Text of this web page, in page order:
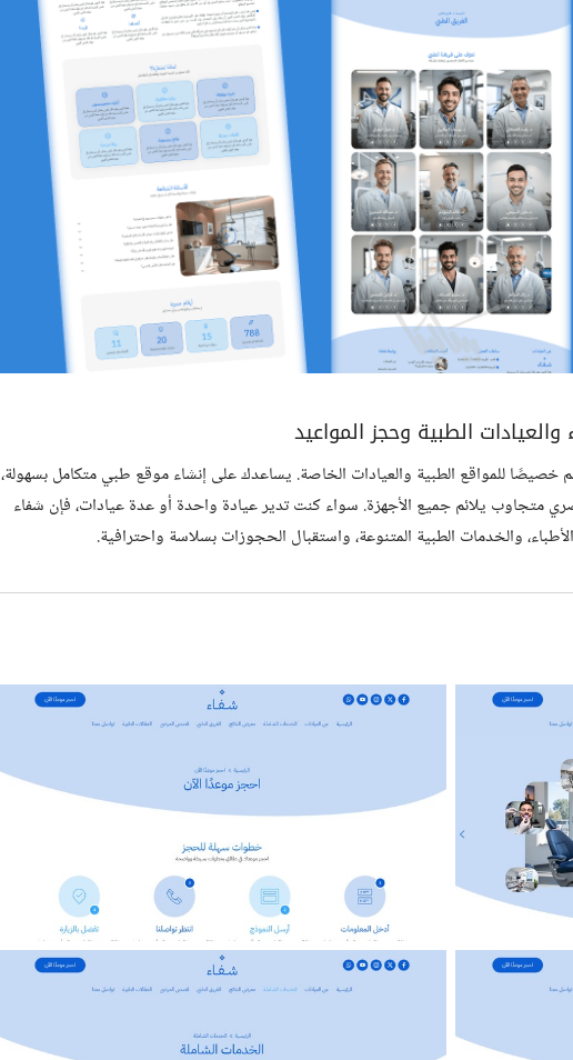
الطبية وحجز المواعيد
للمواقع الطبية والعيادات الخاصة. يساعدك على إنشاء موقع طبي متكامل بسهولة،
متجاوب يلائم جميع الأجهزة. سواء كنت تدير عيادة واحدة أو عدة عيادات، فإن شفاء
والخدمات الطبية المتنوعة، واستقبال الحجوزات بسلاسة واحترافية.